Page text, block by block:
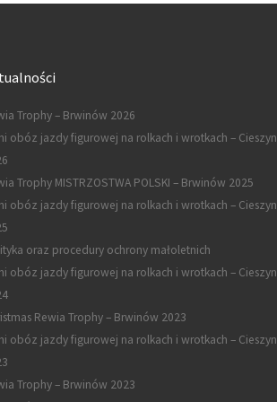
Trophy – Brwinów 2026
obóz jazdy figurowej na rolkach i wrotkach – Cieszyn
Trophy MISTRZOSTWA POLSKI – Brwinów 2025
obóz jazdy figurowej na rolkach i wrotkach – Cieszyn
oraz procedury ochrony małoletnich
obóz jazdy figurowej na rolkach i wrotkach – Cieszyn
Rewia Trophy – Brwinów 2023
obóz jazdy figurowej na rolkach i wrotkach – Cieszyn
Trophy – Brwinów 2023